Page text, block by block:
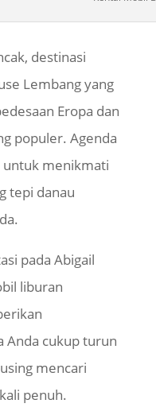
destinasi
Lembang yang
Eropa dan
populer. Agenda
untuk menikmati
tepi danau
pada Abigail
liburan
Anda cukup turun
mencari
penuh.